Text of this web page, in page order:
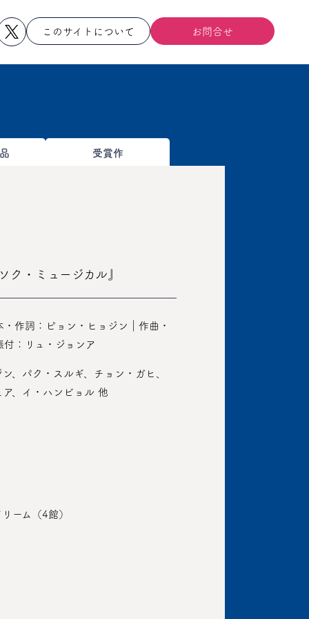
このサイトについて お問合せ
受賞作
ク・ミュージカル』
作詞：ピョン・ヒョジン｜作曲・
：リュ・ジョンア
、パク・スルギ、チョン・ガヒ、
、イ・ハンビョル 他
ーム（4館）